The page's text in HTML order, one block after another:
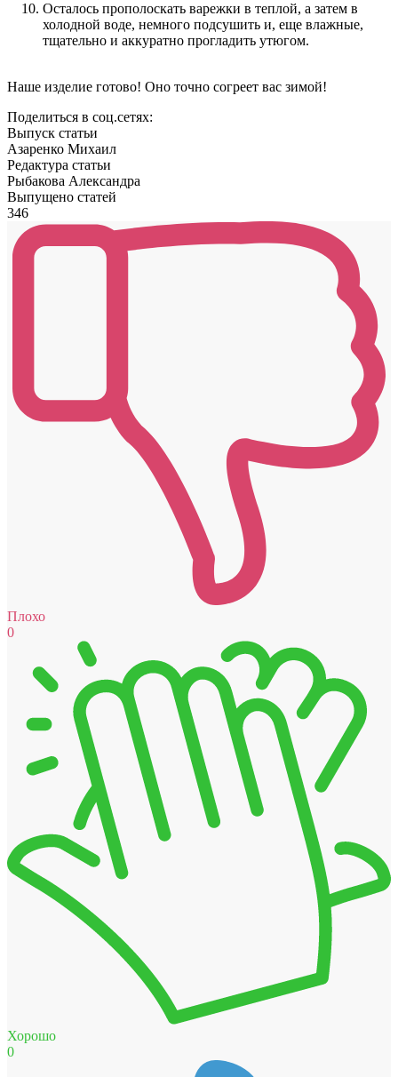
Осталось прополоскать варежки в теплой, а затем в
холодной воде, немного подсушить и, еще влажные,
тщательно и аккуратно прогладить утюгом.
Наше изделие готово! Оно точно согреет вас зимой!
Поделиться в соц.сетях:
Выпуск статьи
Азаренко Михаил
Редактура статьи
Рыбакова Александра
Выпущено статей
346
Плохо
0
Хорошо
0